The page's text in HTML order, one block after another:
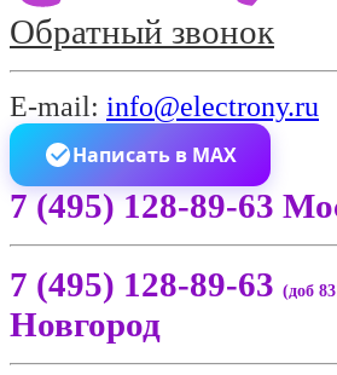
Обратный звонок
E-mail: info@electrony.ru
Написать в MAX
7 (495) 128-89-63
7 (495) 128-89-63 (доб
Новгород